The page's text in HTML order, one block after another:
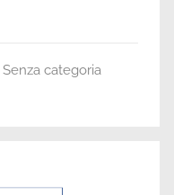
Senza categoria